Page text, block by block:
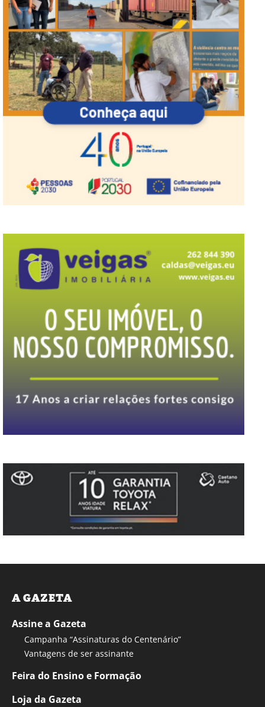
A GAZETA
Assine a Gazeta
Campanha “Assinaturas do Centenário”
Vantagens de ser assinante
Feira do Ensino e Formação
Loja da Gazeta